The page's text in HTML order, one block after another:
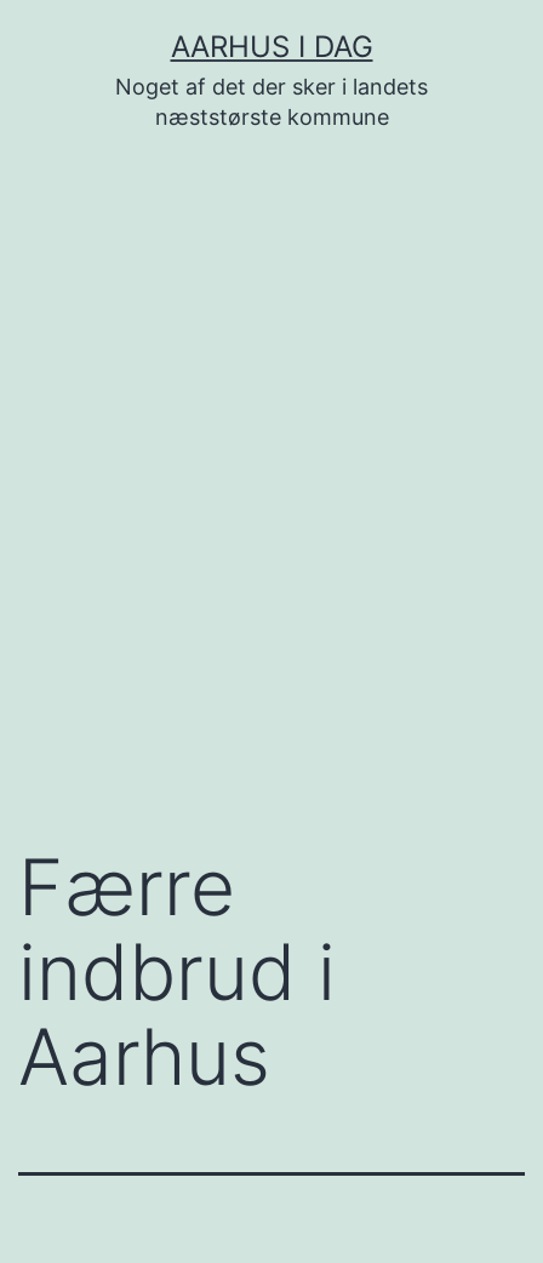
AARHUS I DAG
Noget af det der sker i landets
næststørste kommune
Færre
indbrud i
Aarhus